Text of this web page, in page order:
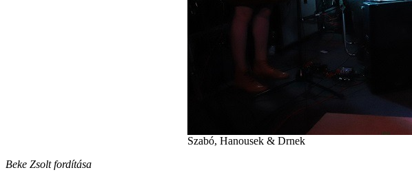
Szabó, Hanousek & Drnek
Beke Zsolt fordítása